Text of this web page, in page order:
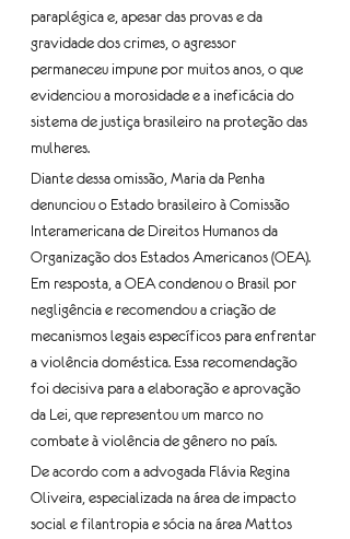
paraplégica e, apesar das provas e da
gravidade dos crimes, o agressor
permaneceu impune por muitos anos, o que
evidenciou a morosidade e a ineficácia do
sistema de justiça brasileiro na proteção das
mulheres.
Diante dessa omissão, Maria da Penha
denunciou o Estado brasileiro à Comissão
Interamericana de Direitos Humanos da
Organização dos Estados Americanos (OEA).
Em resposta, a OEA condenou o Brasil por
negligência e recomendou a criação de
mecanismos legais específicos para enfrentar
a violência doméstica. Essa recomendação
foi decisiva para a elaboração e aprovação
da Lei, que representou um marco no
combate à violência de gênero no país.
De acordo com a advogada Flávia Regina
Oliveira, especializada na área de impacto
social e filantropia e sócia na área Mattos